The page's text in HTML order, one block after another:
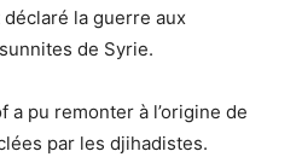
la guerre aux
de Syrie.
a pu remonter à l’origine de
par les djihadistes.